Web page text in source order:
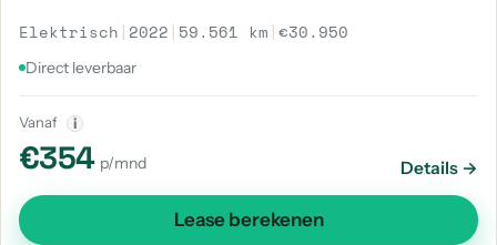
Elektrisch | 2022 | 59.561 km |€30.950
Direct leverbaar
Vanaf i
€354 p/mnd Details →
Lease berekenen